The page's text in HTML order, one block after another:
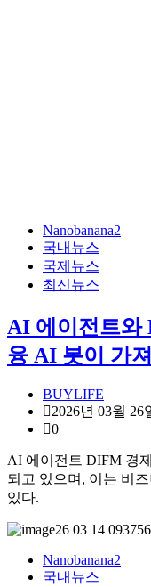
Nanobanana2
국내뉴스
국제뉴스
최신뉴스
AI 에이전트와
융 AI 봇이 가
BUYLIFE
2026년 03월 26
0
AI 에이전트 DIFM 경
되고 있으며, 이는 비
있다.
Nanobanana2
국내뉴스